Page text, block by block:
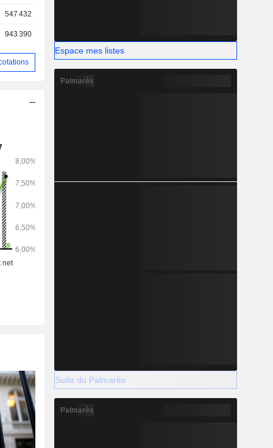
547 432
943 390
Espace mes listes
Palmarès
Suite du Palmarès
Palmarès